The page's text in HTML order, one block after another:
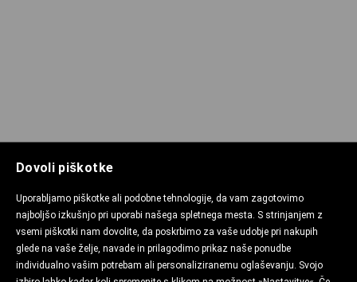
Dovoli piškotke
Uporabljamo piškotke ali podobne tehnologije, da vam zagotovimo
najboljšo izkušnjo pri uporabi našega spletnega mesta. S strinjanjem z
vsemi piškotki nam dovolite, da poskrbimo za vaše udobje pri nakupih
glede na vaše želje, navade in prilagodimo prikaz naše ponudbe
individualno vašim potrebam ali personaliziranemu oglaševanju. Svojo